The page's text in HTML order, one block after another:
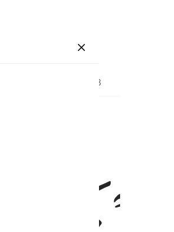
38
ٱلْحَمْدُ لِلَّهِ ٱلَّذِى فَضَّلَنَا عَلَىٰ